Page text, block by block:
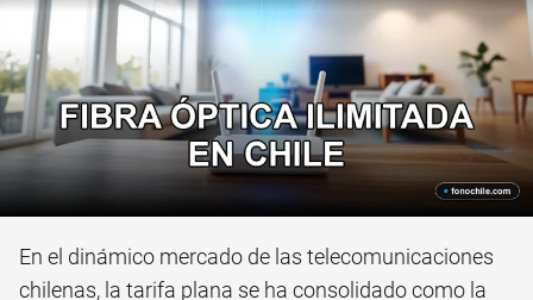
En el dinámico mercado de las telecomunicaciones
chilenas, la tarifa plana se ha consolidado como la